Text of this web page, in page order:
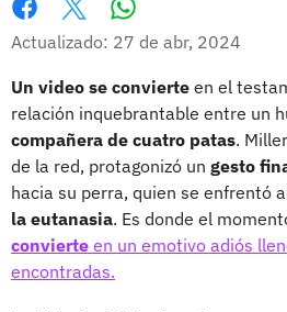
Facebook
X
Actualizado: 27 de abr, 2024
Un video se convierte en el
relación inquebrantable entre un
compañera de cuatro patas.
de la red, protagonizó un gesto
hacia su perra, quien se enfrentó
la eutanasia. Es donde el
convierte en un emotivo adiós
encontradas.